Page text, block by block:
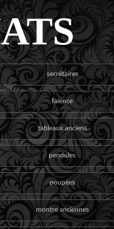
secrétaires
faïence
tableaux anciens
pendules
poupées
montre anciennes